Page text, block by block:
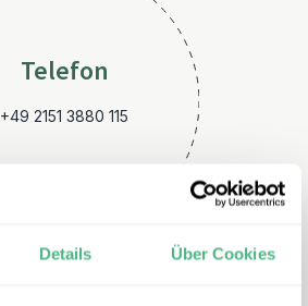
Details Über Cookies
Telefon
+49 2151 3880 115